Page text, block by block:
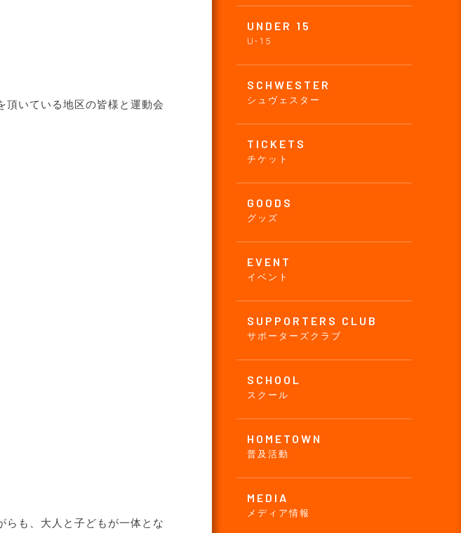
UNDER 15
U-15
SCHWESTER
シュヴェスター
TICKETS
チケット
GOODS
グッズ
EVENT
イベント
SUPPORTERS CLUB
サポーターズクラブ
SCHOOL
スクール
HOMETOWN
普及活動
MEDIA
メディア情報
頂いている地区の皆様と運動会
らも、大人と子どもが一体とな